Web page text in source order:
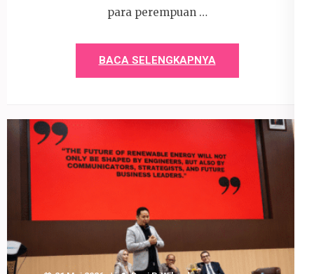
para perempuan …
BACA SELENGKAPNYA